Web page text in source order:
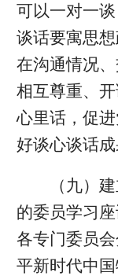
可以一对一
谈话要寓思
在沟通情况
相互尊重、
心里话，促
好谈心谈话成
（九）
的委员学习
各专门委员
平新时代中